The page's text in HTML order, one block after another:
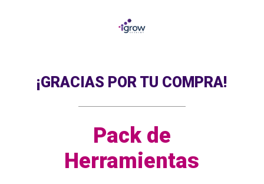
¡GRACIAS POR TU COMPRA!
Pack de
Herramientas